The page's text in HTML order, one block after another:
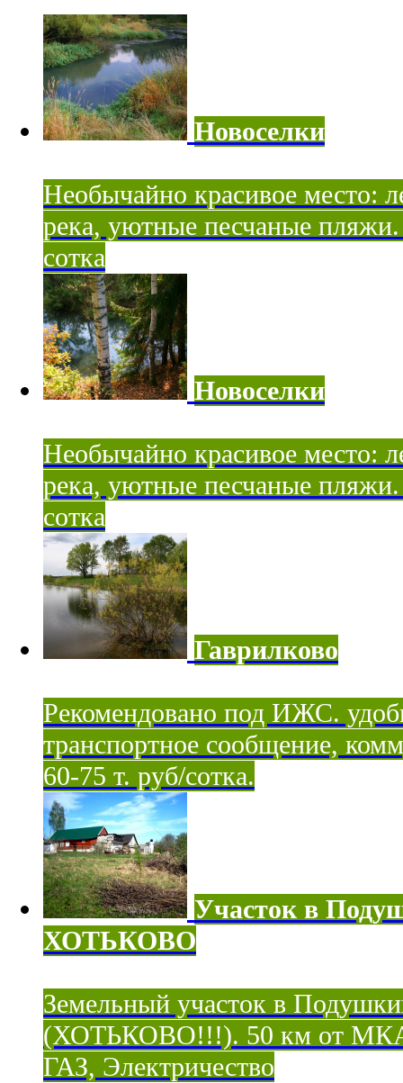
Новоселки
Необычайно красивое место:
река, уютные песчаные
сотка
Новоселки
Необычайно красивое место:
река, уютные песчаные
сотка
Гаврилково
Рекомендовано под ИЖС.
транспортное сообщение,
60-75 т. руб/сотка.
Участок в
ХОТЬКОВО
Земельный участок в
(ХОТЬКОВО!!!). 50 км от
ГАЗ, Электричество